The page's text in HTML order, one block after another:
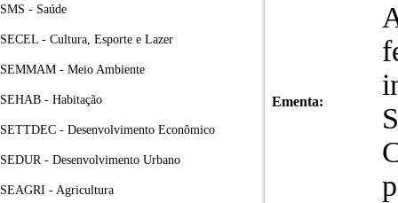
SMS - Saúde
SECEL - Cultura, Esporte e Lazer
SEMMAM - Meio Ambiente
SEHAB - Habitação
SETTDEC - Desenvolvimento Econômico
SEDUR - Desenvolvimento Urbano
SEAGRI - Agricultura
Ementa: